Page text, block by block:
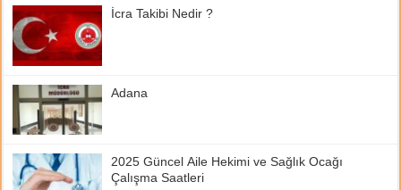
İcra Takibi Nedir ?
Adana
2025 Güncel Aile Hekimi ve Sağlık Ocağı
Çalışma Saatleri